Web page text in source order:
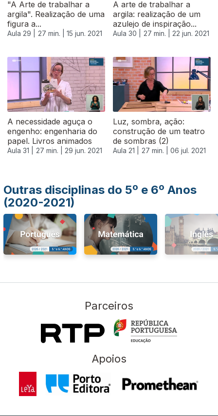
"A Arte de trabalhar a
argila". Realização de uma
figura a...
Aula 29 | 27 min. | 15 jun. 2021
A arte de trabalhar a
argila: realização de um
azulejo de inspiração...
Aula 30 | 27 min. | 22 jun. 2021
A necessidade aguça o
engenho: engenharia do
papel. Livros animados
Aula 31 | 27 min. | 29 jun. 2021
Luz, sombra, ação:
construção de um teatro
de sombras (2)
Aula 21 | 27 min. | 06 jul. 2021
555799
Outras disciplinas do 5º e 6º Anos
(2020-2021)
Parceiros
Apoios